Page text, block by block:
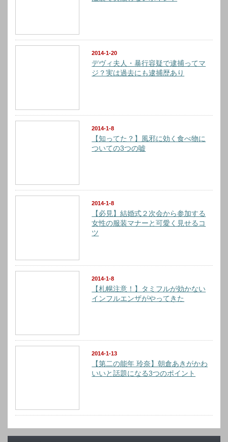
2014-1-20
デヴィ夫人・暴行容疑で逮捕ってマ
ジ？実は過去にも逮捕歴あり
2014-1-8
【知ってた？】風邪に効く食べ物に
ついての3つの嘘
2014-1-8
【必見】結婚式２次会から参加する
女性の服装マナーと可愛く見せるコ
ツ
2014-1-8
【札幌注意！】タミフルが効かない
インフルエンザがやってきた
2014-1-13
【第二の能年 玲奈】朝倉あきがかわ
いいと話題になる3つのポイント